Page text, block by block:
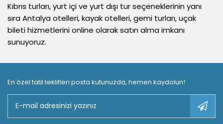
Kıbrıs turları, yurt içi ve yurt dışı tur seçeneklerinin yanı
sıra Antalya otelleri, kayak otelleri, gemi turları, uçak
bileti hizmetlerini online olarak satın alma imkanı
sunuyoruz.
En özel tatil teklifleri posta kutunuzda, hemen kaydolun!